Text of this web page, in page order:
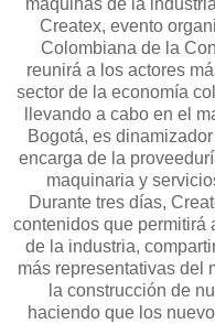
máquinas de la
Createx, evento
Colombiana de la
reunirá a los actores
sector de la economía
llevando a cabo en el
Bogotá, es
encarga de la
maquinaria y
Durante tres días,
contenidos que permitirá
de la industria,
más representativas del
la construcción de
haciendo que los